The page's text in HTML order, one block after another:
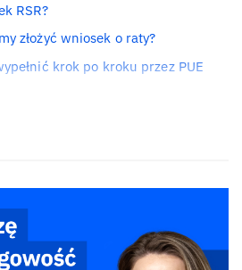
RSR?
złożyć wniosek o raty?
krok po kroku przez PUE